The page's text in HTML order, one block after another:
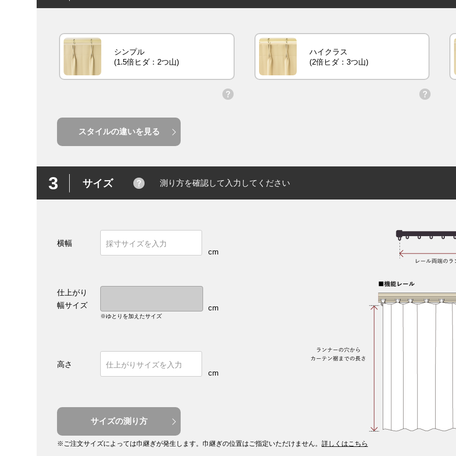
シンプル ハイクラス
スタイルの違いを見る
3 サイズ 測り方を確認して入力してください
横幅
cm
仕上がり
幅サイズ
cm
※ゆとりを加えたサイズ
高さ
cm
サイズの測り方
※ご注文サイズによっては巾継ぎが発生します。 巾継ぎの位置はご指定いただけません。 詳しくはこちら